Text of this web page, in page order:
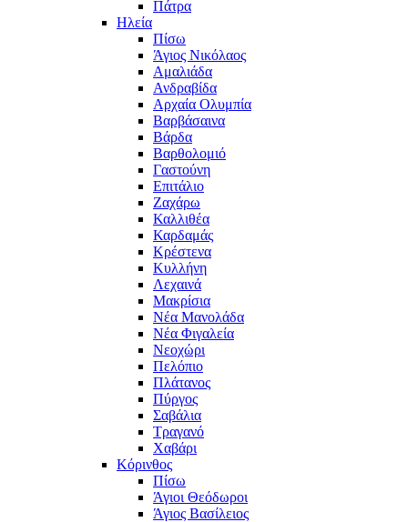
Πάτρα
Ηλεία
Πίσω
Άγιος Νικόλαος
Αμαλιάδα
Ανδραβίδα
Αρχαία Ολυμπία
Βαρβάσαινα
Βάρδα
Βαρθολομιό
Γαστούνη
Επιτάλιο
Ζαχάρω
Καλλιθέα
Καρδαμάς
Κρέστενα
Κυλλήνη
Λεχαινά
Μακρίσια
Νέα Μανολάδα
Νέα Φιγαλεία
Νεοχώρι
Πελόπιο
Πλάτανος
Πύργος
Σαβάλια
Τραγανό
Χαβάρι
Κόρινθος
Πίσω
Άγιοι Θεόδωροι
Άγιος Βασίλειος